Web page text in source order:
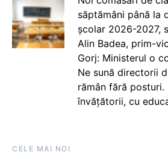
săptămâni până la
școlar 2026-2027,
Alin Badea, prim-
Gorj: Ministerul o
Ne sună directorii
rămân fără posturi.
învățătorii, cu
CELE MAI NOI